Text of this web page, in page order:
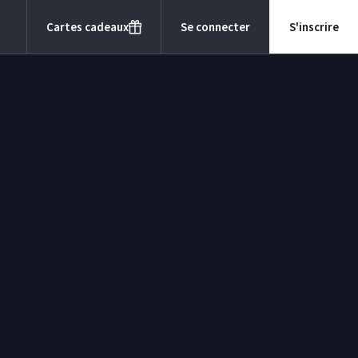
Cartes cadeaux Se connecter S'inscrire